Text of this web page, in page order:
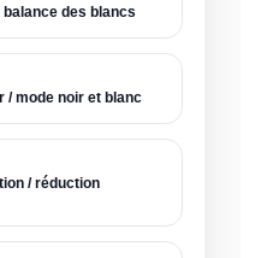
des blancs
/ mode noir et blanc
/ réduction